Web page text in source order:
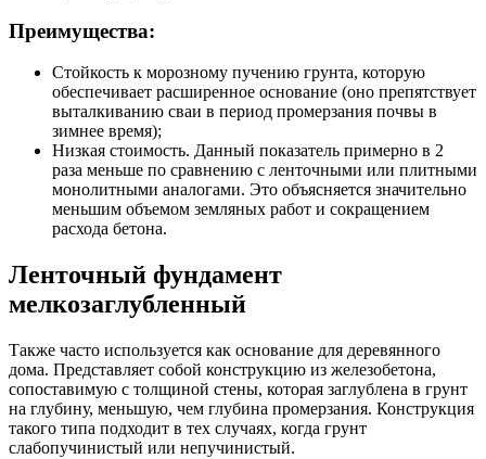
Преимущества:
Стойкость к морозному пучению грунта, которую
обеспечивает расширенное основание (оно препятствует
выталкиванию сваи в период промерзания почвы в
зимнее время);
Низкая стоимость. Данный показатель примерно в 2
раза меньше по сравнению с ленточными или плитными
монолитными аналогами. Это объясняется значительно
меньшим объемом земляных работ и сокращением
расхода бетона.
Ленточный фундамент
мелкозаглубленный
Также часто используется как основание для деревянного
дома. Представляет собой конструкцию из железобетона,
сопоставимую с толщиной стены, которая заглублена в грунт
на глубину, меньшую, чем глубина промерзания. Конструкция
такого типа подходит в тех случаях, когда грунт
слабопучинистый или непучинистый.